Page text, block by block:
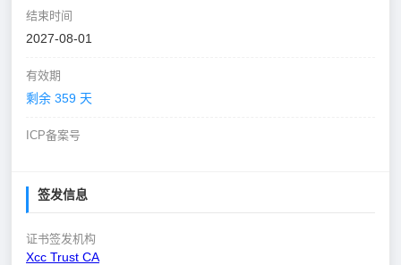
结束时间
2027-08-01
有效期
剩余 359 天
ICP备案号
签发信息
证书签发机构
Xcc Trust CA